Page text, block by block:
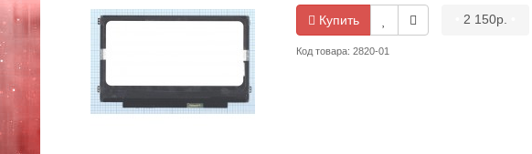
Купить 2 150р.
Код товара: 2820-01